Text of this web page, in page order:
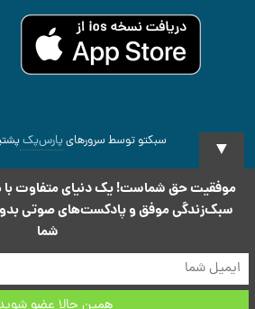
سبکتو توسط سرورهایپارس‌پک ▼
موفقیت حق شماست! یک دنیای متفاوت با
سبک‌زندگی موفق و پادکست‌های صوتی
شما